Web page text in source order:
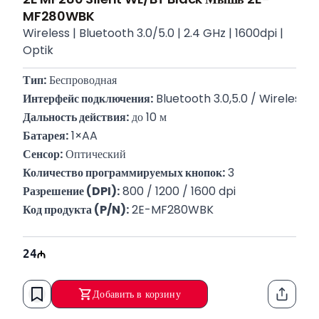
MF280WBK
Wireless | Bluetooth 3.0/5.0 | 2.4 GHz | 1600dpi |
Optik
Тип: Беспроводная
Интерфейс подключения: Bluetooth 3.0,5.0 / Wireless
Дальность действия: до 10 м
Батарея: 1×AA
Сенсор: Оптический
Количество программируемых кнопок: 3
Разрешение (DPI): 800 / 1200 / 1600 dpi
Код продукта (P/N): 2E-MF280WBK
24
Добавить в корзину